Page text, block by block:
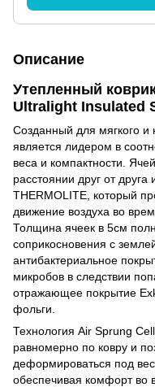
Описание
Утепленный
Ultralight Insulated
Созданный для мягкого и
является лидером в
веса и компактности.
расстоянии друг от
THERMOLITE, который
движение воздуха во
Толщина ячеек в 5см
соприкосновения с
антибактериальное
микробов в следствии
отражающее покрытие
фольги.
Технология Air Sprung
равномерно по ковру и
деформироваться под
обеспечивая комфорт во